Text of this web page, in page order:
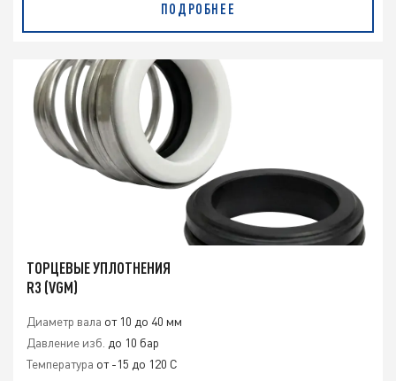
ПОДРОБНЕЕ
ТОРЦЕВЫЕ УПЛОТНЕНИЯ
R3 (VGM)
Диаметр вала от 10 до 40 мм
Давление изб. до 10 бар
Температура от -15 до 120 C